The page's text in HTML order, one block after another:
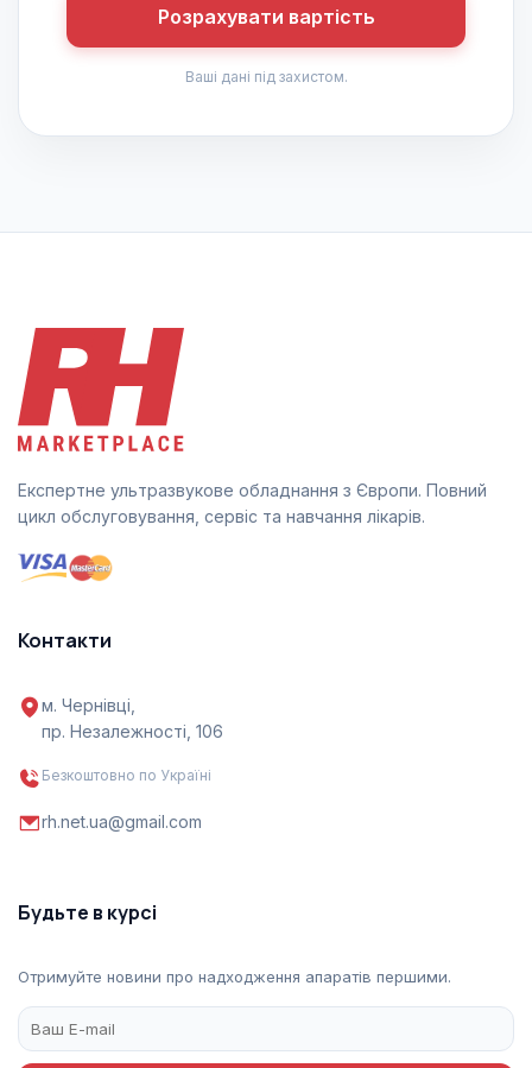
Розрахувати вартість
Ваші дані під захистом.
Експертне ультразвукове обладнання з Європи. Повний
цикл обслуговування, сервіс та навчання лікарів.
Контакти
м. Чернівці,
пр. Незалежності, 106
Безкоштовно по Україні
rh.net.ua@gmail.com
Будьте в курсі
Отримуйте новини про надходження апаратів першими.